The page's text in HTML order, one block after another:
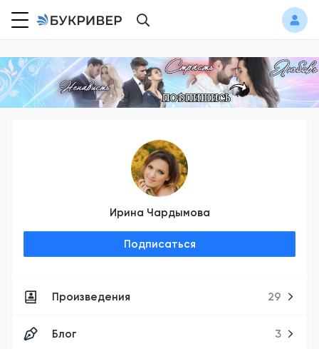
Ирина Чардымова
Подписаться
Произведения 29
Блог 3